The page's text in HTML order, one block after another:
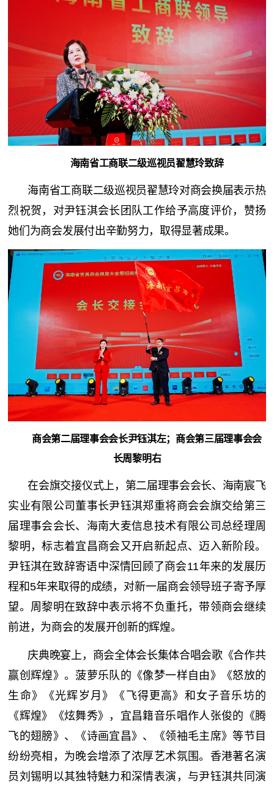
海南省工商联二级巡视员翟慧玲致辞
海南省工商联二级巡视员翟慧玲对商会换届表示热
烈祝贺，对尹钰淇会长团队工作给予高度评价，赞扬
她们为商会发展付出辛勤努力，取得显著成果。
商会第二届理事会会长尹钰淇左；商会第三届理事会会
长周黎明右
在会旗交接仪式上，第二届理事会会长、海南宸飞
实业有限公司董事长尹钰淇郑重将商会会旗交给第三
届理事会会长、海南大麦信息技术有限公司总经理周
黎明，标志着宜昌商会又开启新起点、迈入新阶段。
尹钰淇在致辞寄语中深情回顾了商会11年来的发展历
程和5年来取得的成绩，对新一届商会领导班子寄予厚
望。周黎明在致辞中表示将不负重托，带领商会继续
前进，为商会的发展开创新的辉煌。
庆典晚宴上，商会全体会长集体合唱会歌《合作共
赢创辉煌》。菠萝乐队的《像梦一样自由》《怒放的
生命》《光辉岁月》《飞得更高》和女子音乐坊的
《辉煌》《炫舞秀》，宜昌籍音乐唱作人张俊的《腾
飞的翅膀》、《诗画宜昌》、《领袖毛主席》等节目
纷纷亮相，为晚会增添了浓厚艺术氛围。香港著名演
员刘锡明以其独特魅力和深情表演，与尹钰淇共同演